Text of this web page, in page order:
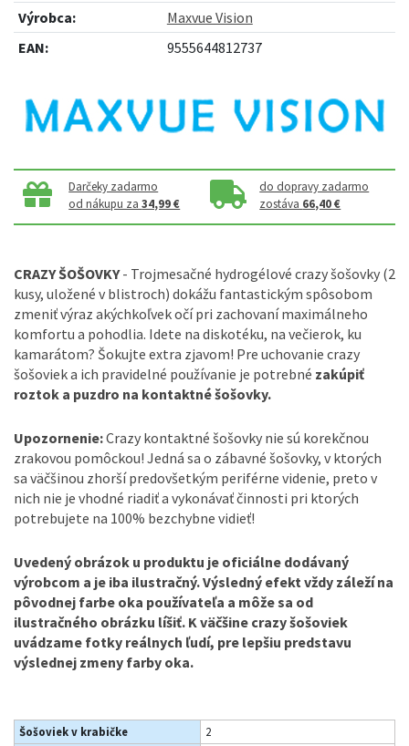
Výrobca:
Maxvue Vision
EAN:
9555644812737
Darčeky zadarmo
od nákupu za34,99 €
do dopravy zadarmo
zostáva 66,40 €
CRAZY ŠOŠOVKY- Trojmesačné hydrogélové crazy šošovky (2
kusy, uložené v blistroch) dokážu fantastickým spôsobom
zmeniť výraz akýchkoľvek očí pri zachovaní maximálneho
komfortu a pohodlia. Idete na diskotéku, na večierok, ku
kamarátom? Šokujte extra zjavom! Pre uchovanie crazy
šošoviek a ich pravidelné používanie je potrebné zakúpiť
roztok a puzdro na kontaktné šošovky.
Upozornenie:Crazy kontaktné šošovky nie sú korekčnou
zrakovou pomôckou! Jedná sa o zábavné šošovky, v ktorých
sa väčšinou zhorší predovšetkým periférne videnie, preto v
nich nie je vhodné riadiť a vykonávať činnosti pri ktorých
potrebujete na 100% bezchybne vidieť!
Uvedený obrázok u produktu je oficiálne dodávaný
výrobcom a je iba ilustračný. Výsledný efekt vždy záleží na
pôvodnej farbe oka používateľa a môže sa od
ilustračného obrázku líšiť. K väčšine crazy šošoviek
uvádzame fotky reálnych ľudí, pre lepšiu predstavu
výslednej zmeny farby oka.
Šošoviek v krabičke
2